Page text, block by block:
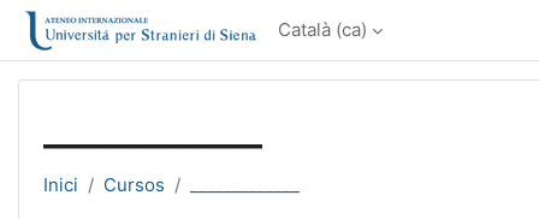
Ves al contingut principal
Català ‎(ca)‎
Inici Cursos